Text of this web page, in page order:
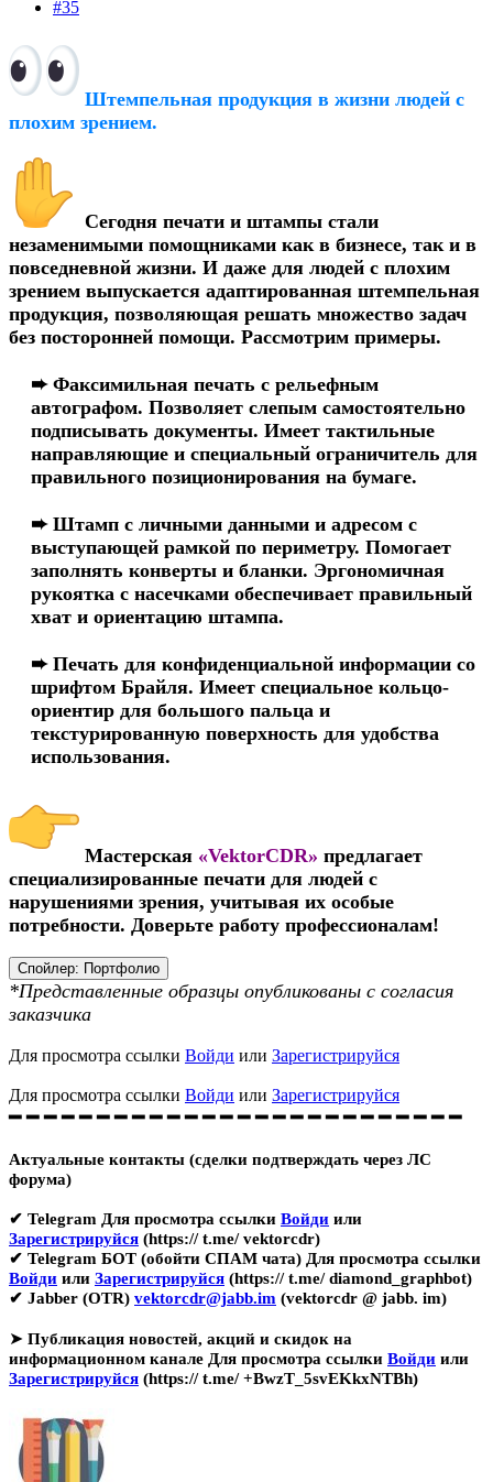
#35
Штемпельная продукция в жизни людей с
плохим зрением.
Сегодня печати и штампы стали
незаменимыми помощниками как в бизнесе, так и в
повседневной жизни. И даже для людей с плохим
зрением выпускается адаптированная штемпельная
продукция, позволяющая решать множество задач
без посторонней помощи. Рассмотрим примеры.
➨ Факсимильная печать с рельефным
автографом. Позволяет слепым самостоятельно
подписывать документы. Имеет тактильные
направляющие и специальный ограничитель для
правильного позиционирования на бумаге.
➨ Штамп с личными данными и адресом с
выступающей рамкой по периметру. Помогает
заполнять конверты и бланки. Эргономичная
рукоятка с насечками обеспечивает правильный
хват и ориентацию штампа.
➨ Печать для конфиденциальной информации со
шрифтом Брайля. Имеет специальное кольцо-
ориентир для большого пальца и
текстурированную поверхность для удобства
использования.​
Мастерская «VektorCDR» предлагает
специализированные печати для людей с
нарушениями зрения, учитывая их особые
потребности. Доверьте работу профессионалам!
Спойлер: Портфолио
*Представленные образцы опубликованы с согласия
заказчика
Для просмотра ссылки Войди или Зарегистрируйся
Для просмотра ссылки Войди или Зарегистрируйся
━ ━ ━ ━ ━ ━ ━ ━ ━ ━ ━ ━ ━ ━ ━ ━ ━ ━ ━ ━ ━ ━ ━ ━ ━ ━
Актуальные контакты (сделки подтверждать через ЛС
форума)
✔ Telegram Для просмотра ссылки Войди или
Зарегистрируйся (https:// t.me/ vektorcdr)
✔ Telegram БОТ (обойти СПАМ чата) Для просмотра ссылки
Войди или Зарегистрируйся (https:// t.me/ diamond_graphbot)
✔ Jabber (OTR) vektorcdr@jabb.im (vektorcdr @ jabb. im)
➤ Публикация новостей, акций и скидок на
информационном канале Для просмотра ссылки Войди или
Зарегистрируйся (https:// t.me/ +BwzT_5svEKkxNTBh)